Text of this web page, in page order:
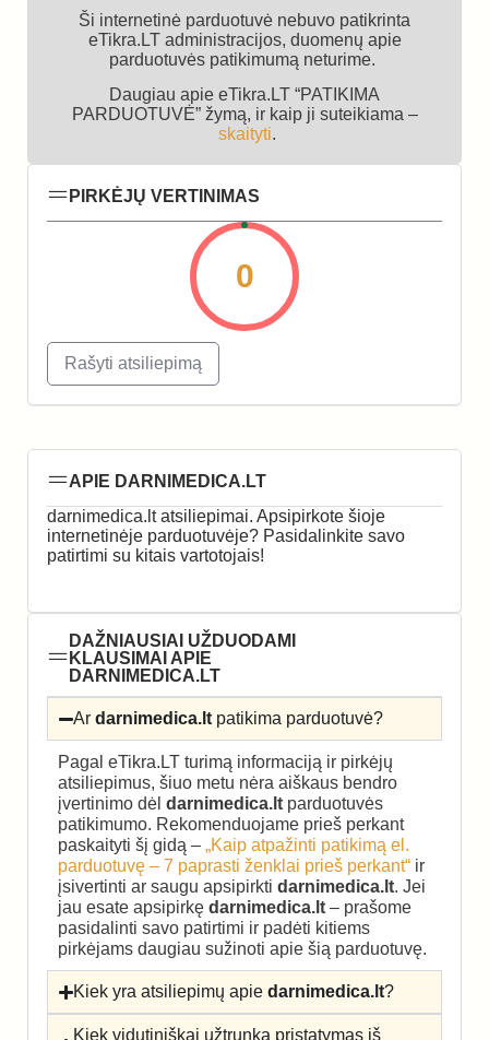
Ši internetinė parduotuvė nebuvo patikrinta
eTikra.LT administracijos, duomenų apie
parduotuvės patikimumą neturime.
Daugiau apie eTikra.LT “PATIKIMA
PARDUOTUVĖ” žymą, ir kaip ji suteikiama –
skaityti.
PIRKĖJŲ VERTINIMAS
0
Rašyti atsiliepimą
APIE DARNIMEDICA.LT
darnimedica.lt atsiliepimai. Apsipirkote šioje
internetinėje parduotuvėje? Pasidalinkite savo
patirtimi su kitais vartotojais!
DAŽNIAUSIAI UŽDUODAMI
KLAUSIMAI APIE
DARNIMEDICA.LT
Ardarnimedica.lt patikima parduotuvė?
Pagal eTikra.LT turimą informaciją ir pirkėjų
atsiliepimus, šiuo metu nėra aiškaus bendro
įvertinimo dėl darnimedica.lt parduotuvės
patikimumo. Rekomenduojame prieš perkant
paskaityti šį gidą – „Kaip atpažinti patikimą el.
parduotuvę – 7 paprasti ženklai prieš perkant“ ir
įsivertinti ar saugu apsipirkti darnimedica.lt. Jei
jau esate apsipirkę darnimedica.lt – prašome
pasidalinti savo patirtimi ir padėti kitiems
pirkėjams daugiau sužinoti apie šią parduotuvę.
Kiek yra atsiliepimų apiedarnimedica.lt?
Kiek vidutiniškai užtrunka pristatymas iš